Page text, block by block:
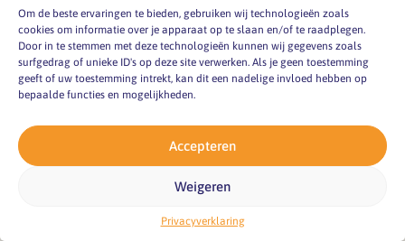
Om de beste ervaringen te bieden, gebruiken wij technologieën zoals
cookies om informatie over je apparaat op te slaan en/of te raadplegen.
Door in te stemmen met deze technologieën kunnen wij gegevens zoals
surfgedrag of unieke ID's op deze site verwerken. Als je geen toestemming
geeft of uw toestemming intrekt, kan dit een nadelige invloed hebben op
bepaalde functies en mogelijkheden.
Accepteren
Weigeren
Privacyverklaring
beroepsvereniging
door
middel van
de inzet
van
brutoloon.
kunnen uit